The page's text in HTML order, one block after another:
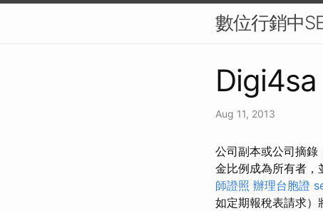
數位行銷中
Aug 11, 2013
公司副本或公司摘錄
金比例成為所有者，
師證照 辦理台胞證
如定期報稅表請求）